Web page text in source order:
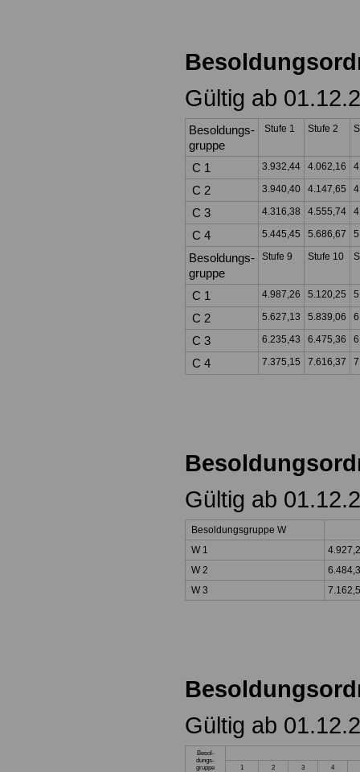
Gültig ab
Besoldungs-
gruppe
Stufe 1 Stufe 2
C 1 3.932,44 4.062,16
C 2 3.940,40 4.147,65
C 3 4.316,38 4.555,74
C 4 5.445,45 5.686,67
Besoldungs-
gruppe
Stufe 9 Stufe 10
C 1 4.987,26 5.120,25
C 2 5.627,13 5.839,06
C 3 6.235,43 6.475,36
C 4 7.375,15 7.616,37
Gültig ab
Besoldungsgruppe W
W 1
W 2
W 3
Gültig ab
Besol-
dungs-
gruppe
1 2 3 4